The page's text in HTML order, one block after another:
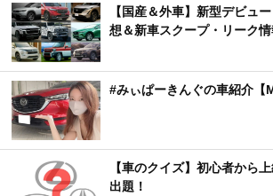
【国産＆外車】新型デビュ
想＆新車スクープ・リーク
#みぃぱーきんぐの車紹介【
【車のクイズ】初心者から
出題！